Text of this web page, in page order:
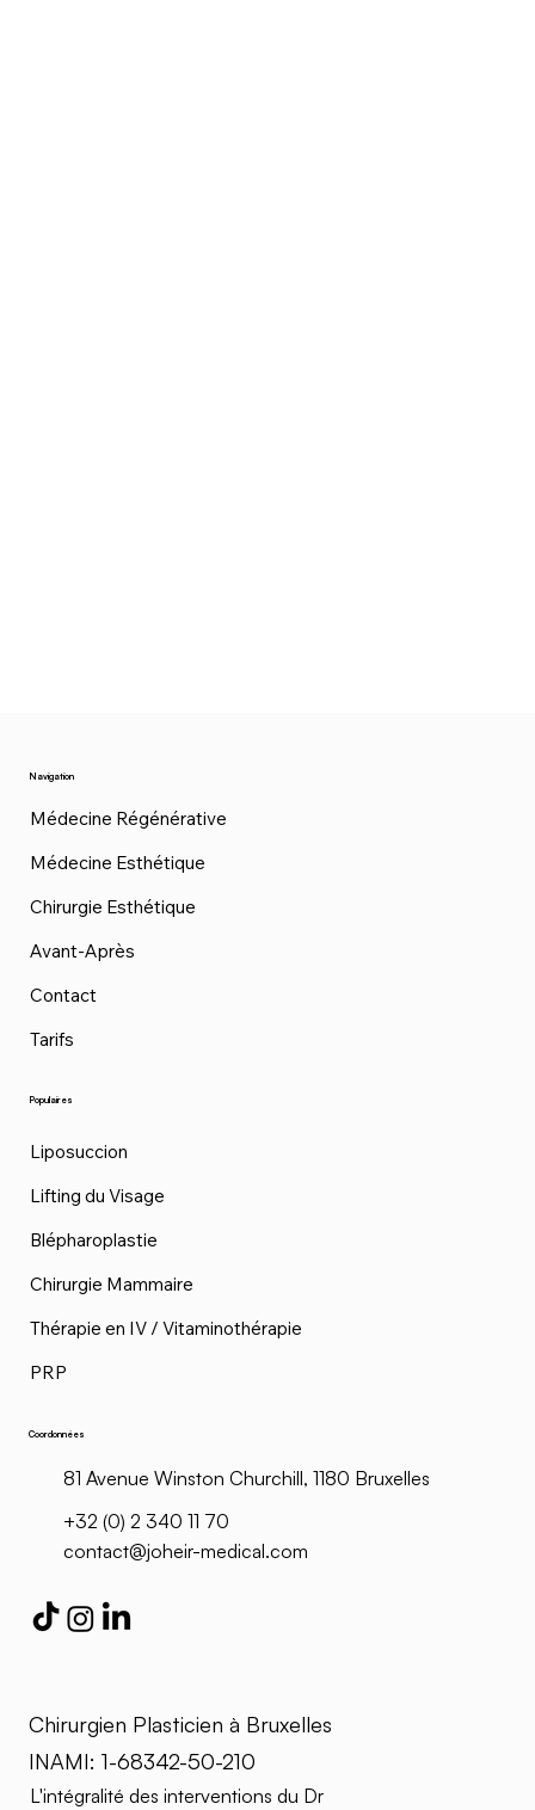
Navigation
Médecine Régénérative
Médecine Esthétique
Chirurgie Esthétique
Avant-Après
Contact
Tarifs
Populaires
Liposuccion
Lifting du Visage
Blépharoplastie
Chirurgie Mammaire
Thérapie en IV / Vitaminothérapie
PRP
Coordonnées
81 Avenue Winston Churchill, 1180 Bruxelles
+32 (0) 2 340 11 70
contact@joheir-medical.com
Chirurgien Plasticien à Bruxelles
INAMI: 1-68342-50-210
L'intégralité des interventions du Dr